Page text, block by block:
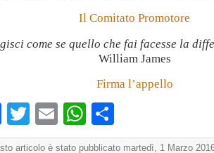
Il Comitato Promotore
come se quello che fai facesse la
William James
Firma l’appello
Facebook
TwitterEmailWhatsApp
articolo è stato pubblicato martedì, 1 Marzo